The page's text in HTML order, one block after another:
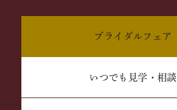
ブライダルフェア
いつでも見学・相談